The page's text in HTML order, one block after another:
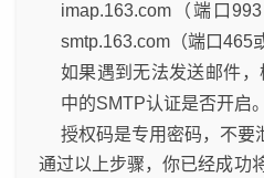
imap.163.com（端口
smtp.163.com（端口465
如果遇到无法发送邮件，
中的SMTP认证是否开启。
授权码是专用密码，不要
通过以上步骤，你已经成功